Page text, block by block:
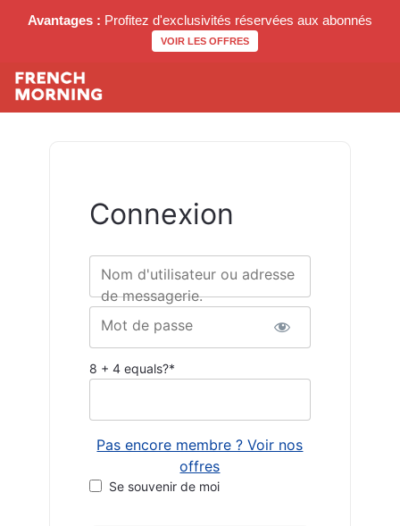
Avantages : Profitez d'exclusivités réservées aux abonnés
VOIR LES OFFRES
Connexion
Nom d'utilisateur ou adresse
de messagerie.
Mot de passe
8 + 4 equals?*
Pas encore membre ? Voir nos
offres
Se souvenir de moi